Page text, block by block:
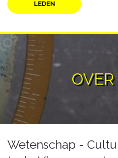
LEDEN
Wetenschap -